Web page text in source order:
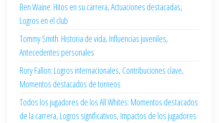
Ben Waine: Hitos en su carrera, Actuaciones destacadas,
Logros en el club
Tommy Smith: Historia de vida, Influencias juveniles,
Antecedentes personales
Rory Fallon: Logros internacionales, Contribuciones clave,
Momentos destacados de torneos
Todos los jugadores de los All Whites: Momentos destacados
de la carrera, Logros significativos, Impactos de los jugadores